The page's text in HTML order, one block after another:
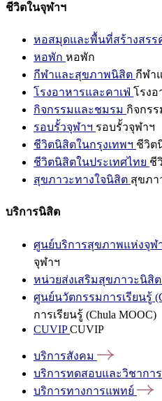
ชีวิตในจุฬาฯ
หอสมุดและพื้นที่สร้างสรร
หอพัก หอพัก
กีฬาและสุขภาพนิสิต กีฬา
โรงอาหารและคาเฟ่ โรงอ
กิจกรรมและชมรม กิจกร
รอบรั้วจุฬาฯ รอบรั้วจุฬาฯ
ชีวิตนิสิตในกรุงเทพฯ ชีวิต
ชีวิตนิสิตในประเทศไทย ชี
สุขภาวะทางใจนิสิต สุขภา
บริการนิสิต
ศูนย์บริการสุขภาพแห่งจุฬ
จุฬาฯ
หน่วยส่งเสริมสุขภาวะนิสิต
ศูนย์นวัตกรรมการเรียนรู้
การเรียนรู้ (Chula MOOC)
CUVIPCUVIP
บริการสังคม
บริการทดสอบและวิชาการ
บริการทางการแพทย์